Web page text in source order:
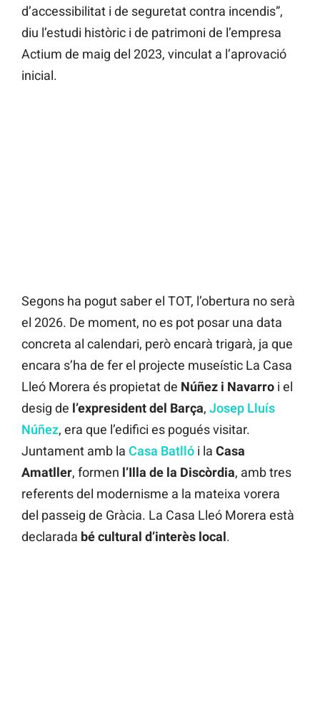
d’accessibilitat i de seguretat contra incendis”,
diu l’estudi històric i de patrimoni de l’empresa
Actium de maig del 2023, vinculat a l’aprovació
inicial.
Segons ha pogut saber el TOT, l’obertura no serà
el 2026. De moment, no es pot posar una data
concreta al calendari, però encarà trigarà, ja que
encara s’ha de fer el projecte museístic La Casa
Lleó Morera és propietat de Núñez i Navarro i el
desig de l’expresident del Barça, Josep Lluís
Núñez, era que l’edifici es pogués visitar.
Juntament amb la Casa Batlló i la Casa
Amatller, formen l’Illa de la Discòrdia, amb tres
referents del modernisme a la mateixa vorera
del passeig de Gràcia. La Casa Lleó Morera està
declarada bé cultural d’interès local.